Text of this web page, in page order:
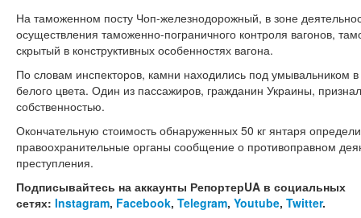
На таможенном посту Чоп-железнодорожный, в зоне
осуществления таможенно-пограничного контроля вагонов,
скрытый в конструктивных особенностях вагона.
По словам инспекторов, камни находились под умывальником
белого цвета. Один из пассажиров, гражданин Украины,
собственностью.
Окончательную стоимость обнаруженных 50 кг янтаря
правоохранительные органы сообщение о противоправном
преступления.
Подписывайтесь на аккаунты РепортерUA в социальных
сетях: Instagram, Facebook, Telegram, Youtube, Twitter.